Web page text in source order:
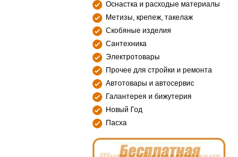
Оснастка и расходые материалы
Метизы, крепеж, такелаж
Скобяные изделия
Сантехника
Электротовары
Прочее для стройки и ремонта
Автотовары и автосервис
Галантерея и бижутерия
Новый Год
Пасха